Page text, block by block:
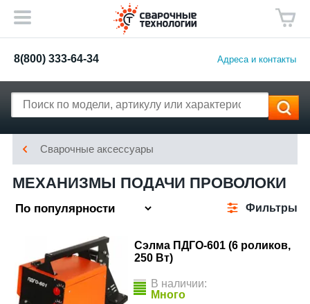
8(800) 333-64-34 Адреса и контакты
Сварочные аксессуары
МЕХАНИЗМЫ ПОДАЧИ ПРОВОЛОКИ
Фильтры
Сэлма ПДГО-601 (6 роликов,
250 Вт)
В наличии:
Много